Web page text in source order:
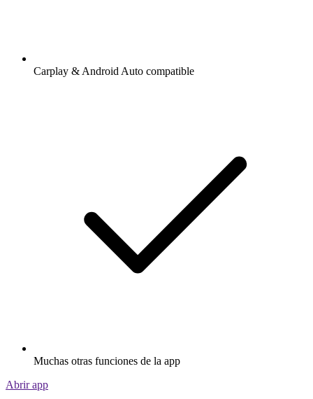
Carplay & Android Auto compatible
Muchas otras funciones de la app
Abrir app